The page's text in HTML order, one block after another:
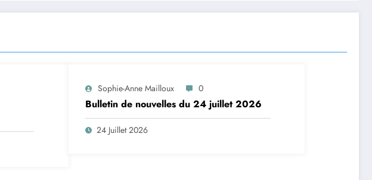
Sophie-Anne Mailloux 0
Bulletin de nouvelles du 24 juillet 2026
24 Juillet 2026